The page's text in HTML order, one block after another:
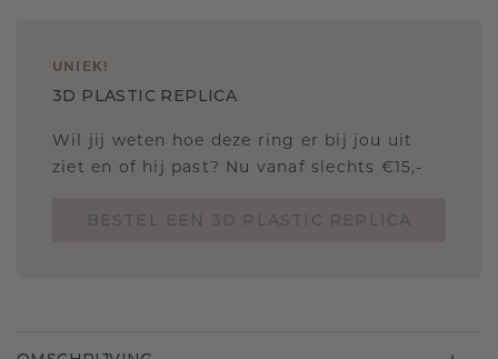
UNIEK!
3D PLASTIC REPLICA
Wil jij weten hoe deze ring er bij jou uit
ziet en of hij past? Nu vanaf slechts €15,-